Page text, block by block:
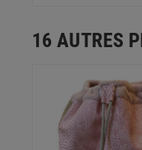
16 AUTRES